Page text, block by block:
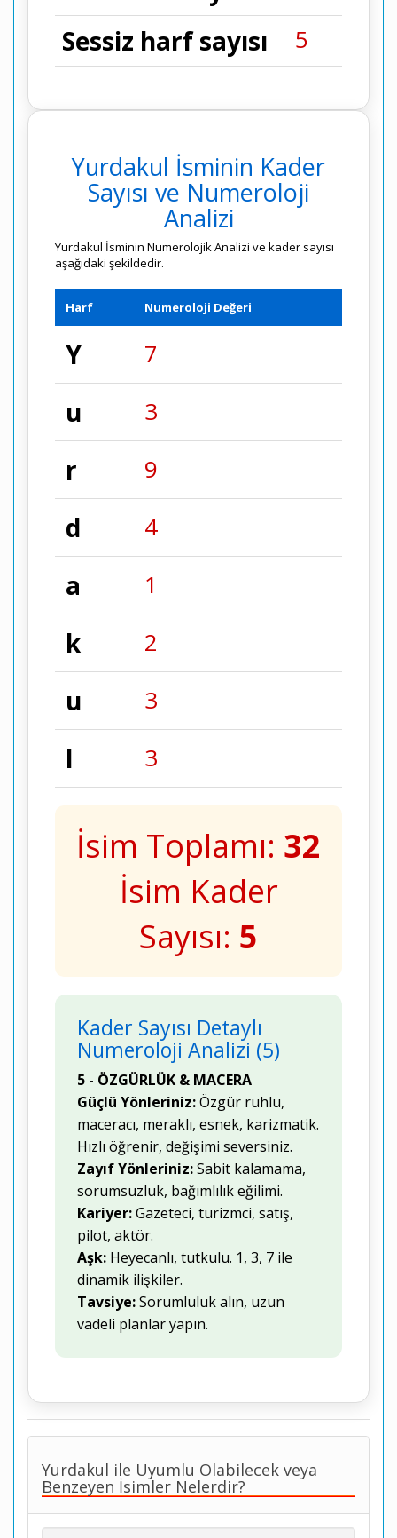
Sessiz harf sayısı 5
Yurdakul İsminin Kader
Sayısı ve Numeroloji
Analizi
Yurdakul İsminin Numerolojik Analizi ve kader sayısı
aşağıdaki şekildedir.
Harf Numeroloji Değeri
Y 7
u 3
r 9
d 4
a 1
k 2
u 3
l 3
İsim Toplamı: 32
İsim Kader
Sayısı: 5
Kader Sayısı Detaylı
Numeroloji Analizi (5)
5 - ÖZGÜRLÜK & MACERA
Güçlü Yönleriniz:Özgür ruhlu,
maceracı, meraklı, esnek, karizmatik.
Hızlı öğrenir, değişimi seversiniz.
Zayıf Yönleriniz:Sabit kalamama,
sorumsuzluk, bağımlılık eğilimi.
Kariyer:Gazeteci, turizmci, satış,
pilot, aktör.
Aşk: Heyecanlı, tutkulu. 1, 3, 7 ile
dinamik ilişkiler.
Tavsiye:Sorumluluk alın, uzun
vadeli planlar yapın.
Yurdakul ile Uyumlu Olabilecek veya
Benzeyen İsimler Nelerdir?